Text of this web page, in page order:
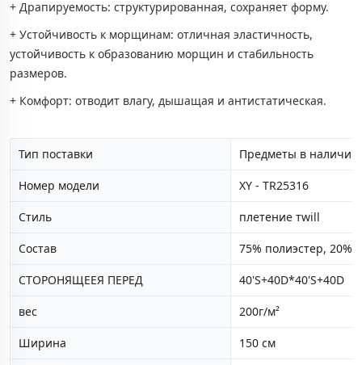
+ Драпируемость: структурированная, сохраняет форму.
+ Устойчивость к морщинам: отличная эластичность,
устойчивость к образованию морщин и стабильность
размеров.
+ Комфорт: отводит влагу, дышащая и антистатическая.
Тип поставки Предметы в наличии
Номер модели XY - TR25316
Стиль плетение тwill
Состав 75% полиэстер, 20%
СТОРОНЯЩЕЕЯ ПЕРЕД 40'S+40D*40'S+40D
вес 200г/м²
Ширина 150 см